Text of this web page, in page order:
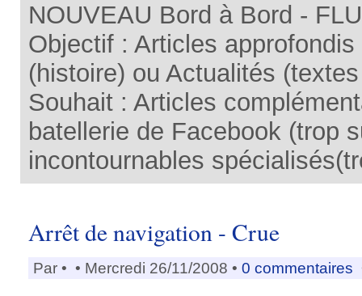
NOUVEAU Bord à Bord -
Objectif : Articles
(histoire) ou Actualités
Souhait : Articles
batellerie de Facebook (trop
incontournables
Arrêt de navigation - Crue
Par • • Mercredi 26/11/2008 • 0 commentaires